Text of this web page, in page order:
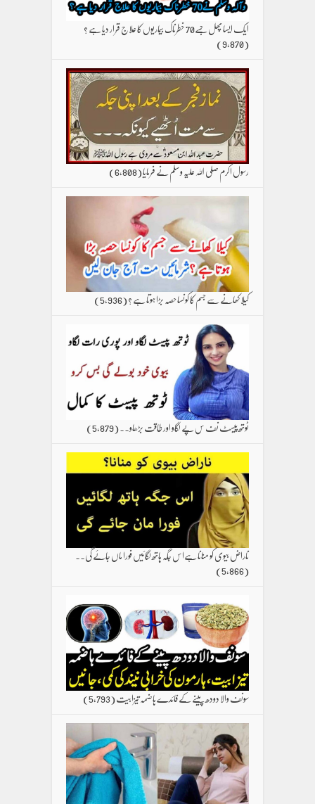
ایک ایسا پھل جسے70 خطرناک بیماریوں کا علاج قرار دیا ہے ؟
(9,870)
رسول اکرم صلی اللہ علیہ وسلم نے فرمایا(6,808)
کیلا کھانے سے جسم کا کونسا حصہ بڑا ہوتا ہے ؟(5,936)
ٹوتھ پیسٹ نف س پے لگاو اور طاقت بڑھاو۔۔(5,879)
ناراض بیوی کو منانا ہےاس جگہ ہاتھ لگائیں فورا ماں جائے گی۔۔
(5,866)
سونف والا دودھ پینے کے فائدے ہاضمہ تیزابیت(5,793)